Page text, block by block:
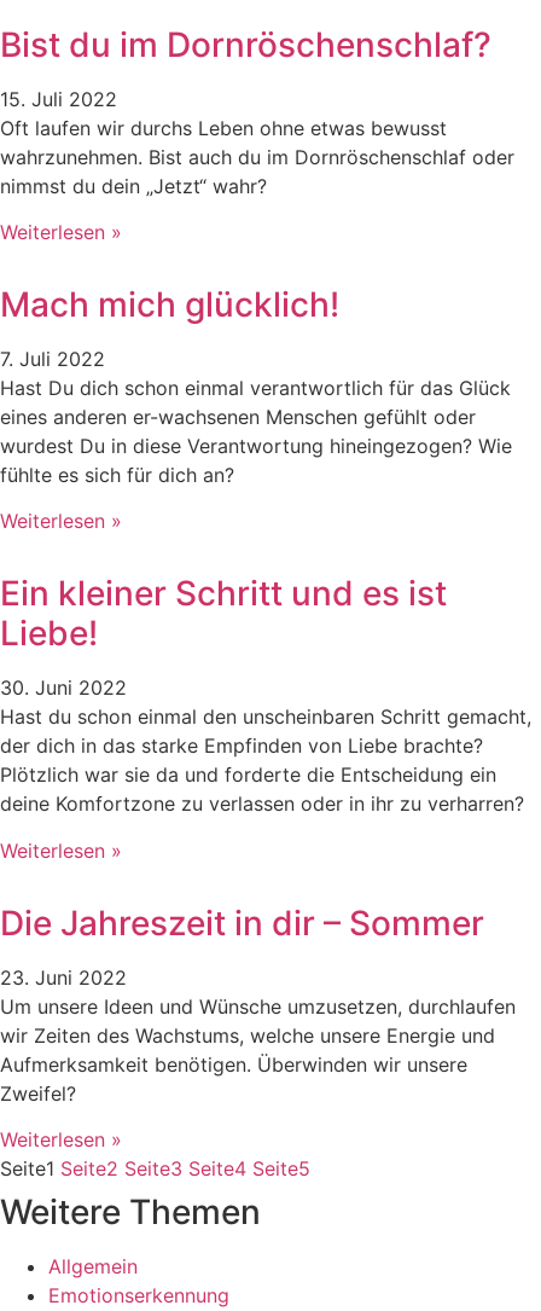
Bist du im Dornröschenschlaf?
15. Juli 2022
Oft laufen wir durchs Leben ohne etwas bewusst
wahrzunehmen. Bist auch du im Dornröschenschlaf oder
nimmst du dein „Jetzt“ wahr?
Weiterlesen »
Mach mich glücklich!
7. Juli 2022
Hast Du dich schon einmal verantwortlich für das Glück
eines anderen er-wachsenen Menschen gefühlt oder
wurdest Du in diese Verantwortung hineingezogen? Wie
fühlte es sich für dich an?
Weiterlesen »
Ein kleiner Schritt und es ist
Liebe!
30. Juni 2022
Hast du schon einmal den unscheinbaren Schritt gemacht,
der dich in das starke Empfinden von Liebe brachte?
Plötzlich war sie da und forderte die Entscheidung ein
deine Komfortzone zu verlassen oder in ihr zu verharren?
Weiterlesen »
Die Jahreszeit in dir – Sommer
23. Juni 2022
Um unsere Ideen und Wünsche umzusetzen, durchlaufen
wir Zeiten des Wachstums, welche unsere Energie und
Aufmerksamkeit benötigen. Überwinden wir unsere
Zweifel?
Weiterlesen »
Seite1 Seite2 Seite3 Seite4 Seite5
Weitere Themen
Allgemein
Emotionserkennung